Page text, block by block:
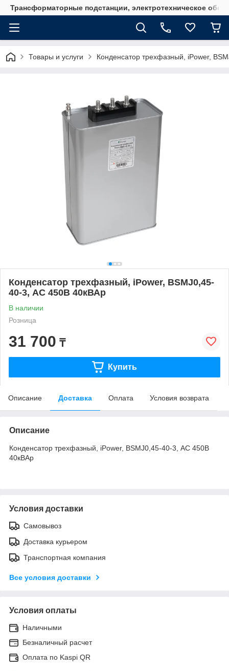
Трансформаторные подстанции, электротехническое
Товары и услуги Конденсатор трехфазный, iPower,
Конденсатор трехфазный, iPower, BSMJ0,45-
40-3, АС 450В 40кВАр
В наличии
Розница
31 700 ₸
Купить
Описание Доставка Оплата Условия возврата
Описание
Конденсатор трехфазный, iPower, BSMJ0,45-40-3, АС 450В
40кВАр
Условия доставки
Самовывоз
Доставка курьером
Транспортная компания
Все условия доставки
Условия оплаты
Наличными
Безналичный расчет
Оплата по Kaspi QR